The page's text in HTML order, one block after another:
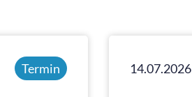
Termin 14.07.2026